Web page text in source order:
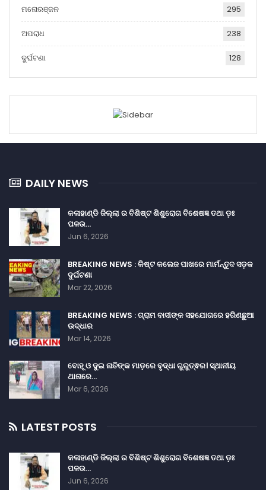
ମନୋରଞ୍ଜନ 295
ଅପରାଧ 238
ଦୁର୍ଘଟଣା 128
DAILY NEWS
କଳାହାଣ୍ଡି ଜିଲ୍ଲା ର ବିଶିଷ୍ଟ ଶିଶୁରୋଗ ବିଶେଷଜ୍ଞ ତଥା ଡ଼ଃ
ପଳଉ…
Jun 6, 2026
BREAKING NEWS : କିଷ୍ଟ କଲେଜ ପାଖରେ ମାର୍ମନ୍ତୁଦ ସଡ଼କ
ଦୁର୍ଘଟଣା
Mar 22, 2026
BREAKING NEWS : ଗ୍ରାମ ବାସୀଙ୍କ ସହଯୋଗରେ ହରିଣଛୁଆ
ଉଦ୍ଧାର
Mar 14, 2026
ବୋହୂ ଓ ଦୁଇ ନାତିଙ୍କ ମାଡ଼ରେ ବୃଦ୍ଧା ଗୁରୁତ୍ଵର। ସ୍ଥାନୀୟ
ଥାନାରେ…
Mar 6, 2026
LATEST POSTS
କଳାହାଣ୍ଡି ଜିଲ୍ଲା ର ବିଶିଷ୍ଟ ଶିଶୁରୋଗ ବିଶେଷଜ୍ଞ ତଥା ଡ଼ଃ
ପଳଉ…
Jun 6, 2026